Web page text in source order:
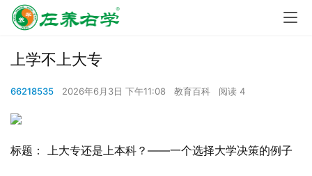
上学不上大专
66218535 2026年6月3日 下午11:08 教育百科 阅读 4
标题： 上大专还是上本科？——一个选择大学决策的例子